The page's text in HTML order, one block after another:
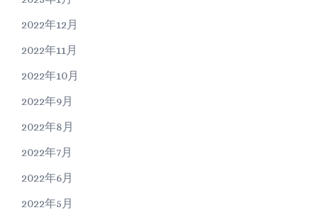
2022年12月
2022年11月
2022年10月
2022年9月
2022年8月
2022年7月
2022年6月
2022年5月